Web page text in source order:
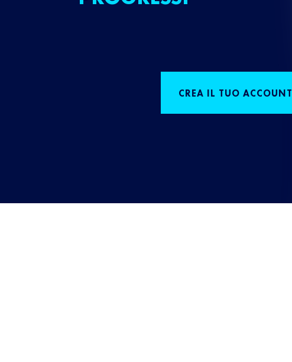
CREA IL TUO ACCOUNT